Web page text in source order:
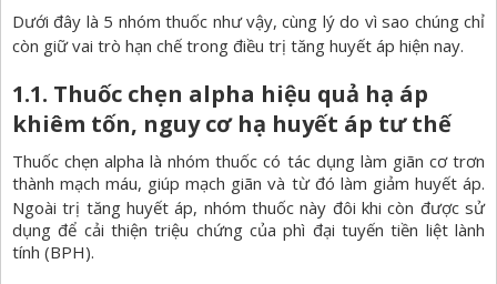
Dưới đây là 5 nhóm thuốc như vậy, cùng lý do vì sao chúng chỉ
còn giữ vai trò hạn chế trong điều trị tăng huyết áp hiện nay.
1.1. Thuốc chẹn alpha hiệu quả hạ áp
khiêm tốn, nguy cơ hạ huyết áp tư thế
Thuốc chẹn alpha là nhóm thuốc có tác dụng làm giãn cơ trơn
thành mạch máu, giúp mạch giãn và từ đó làm giảm huyết áp.
Ngoài trị tăng huyết áp, nhóm thuốc này đôi khi còn được sử
dụng để cải thiện triệu chứng của phì đại tuyến tiền liệt lành
tính (BPH).